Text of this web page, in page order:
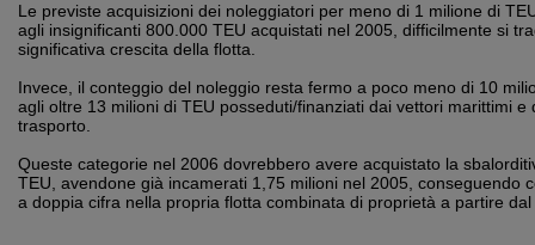
Le previste acquisizioni dei noleggiatori per meno di 1 milione di
agli insignificanti 800.000 TEU acquistati nel 2005, difficilmente si
significativa crescita della flotta.
Invece, il conteggio del noleggio resta fermo a poco meno di 10
agli oltre 13 milioni di TEU posseduti/finanziati dai vettori marittimi e
trasporto.
Queste categorie nel 2006 dovrebbero avere acquistato la
TEU, avendone già incamerati 1,75 milioni nel 2005, conseguendo
a doppia cifra nella propria flotta combinata di proprietà a partire